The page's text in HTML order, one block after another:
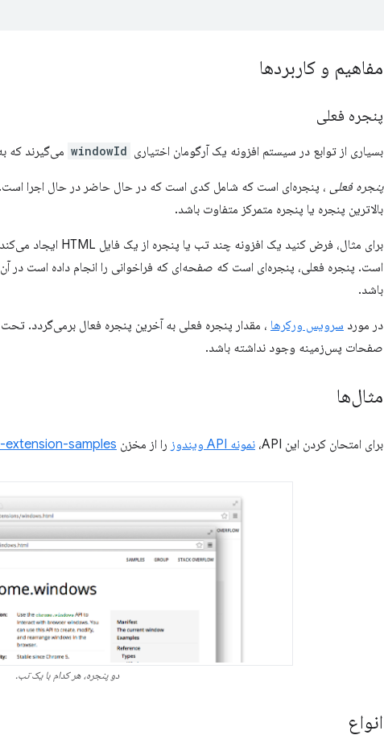
مفاهیم و کاربردها
پنجره فعلی
بسیاری از توابع در سیستم افزونه یک آرگومان اختیاری windowId می‌گیرند که
پنجره فعلی ، پنجره‌ای است که شامل کدی است که در حال حاضر در حال اجرا است.
بالاترین پنجره یا پنجره متمرکز متفاوت باشد.
برای مثال، فرض کنید یک افزونه چند تب یا پنجره از یک فایل HTML ایجاد می‌کند و فایل HTML شامل فراخوانی
است. پنجره فعلی، پنجره‌ای است که صفحه‌ای که فراخوانی را انجام داده است در آن
باشد.
در مورد سرویس ورکرها ، مقدار پنجره فعلی به آخرین پنجره فعال برمی‌گردد.
صفحات پس‌زمینه وجود نداشته باشد.
مثال‌ها
برای امتحان کردن این API، نمونه API ویندوز را از مخزن extension-samples
دو پنجره، هر کدام با یک تب.
انواع